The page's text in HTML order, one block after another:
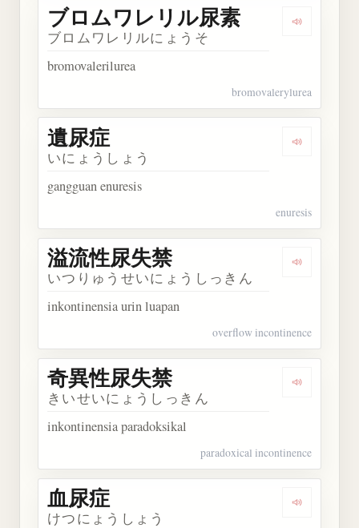
Dengarkan
ブロムワレリル尿素
ブロムワレリルにょうそ
bromovalerilurea
bromovalerylurea
Dengarkan
遺尿症
いにょうしょう
gangguan enuresis
enuresis
Dengarkan
溢流性尿失禁
いつりゅうせいにょうしっきん
inkontinensia urin luapan
overflow incontinence
Dengarkan
奇異性尿失禁
きいせいにょうしっきん
inkontinensia paradoksikal
paradoxical incontinence
Dengarkan
血尿症
けつにょうしょう